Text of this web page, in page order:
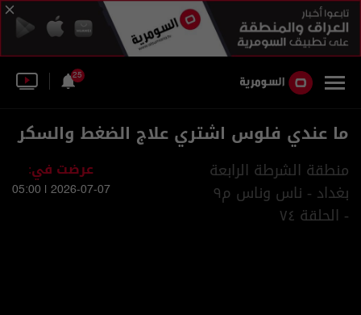
25
ما عندي فلوس اشتري علاج الضغط والسكر
منطقة الشرطة الرابعة
بغداد - ناس وناس م٩
- الحلقة ٧٤
عرضت في:
2026-07-07 | 05:00